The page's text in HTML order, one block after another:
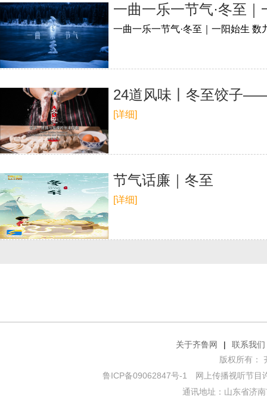
一曲一乐一节气·冬至
一曲一乐一节气·冬至｜一阳始生 数
24道风味丨冬至饺子
[详细]
节气话廉｜冬至
[详细]
关于齐鲁网 |
联系我们
版权所有：
鲁ICP备09062847号-1 网上传播视听节目
通讯地址：山东省济